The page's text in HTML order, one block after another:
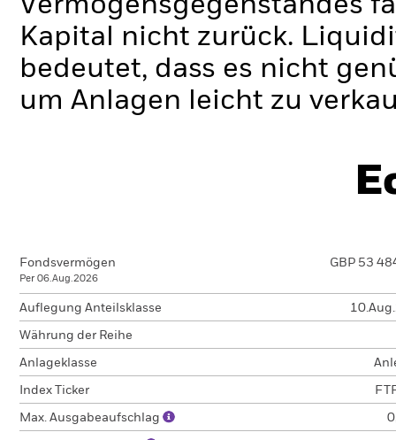
Kapital nicht zurück.
bedeutet, dass es nicht
um Anlagen leicht zu
Fondsvermögen
Per 06.Aug.2026
GBP 53
Auflegung Anteilsklasse
Währung der Reihe
Anlageklasse
Index Ticker
Max. Ausgabeaufschlag